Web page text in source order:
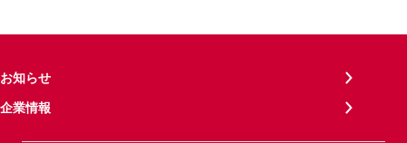
お知らせ
企業情報